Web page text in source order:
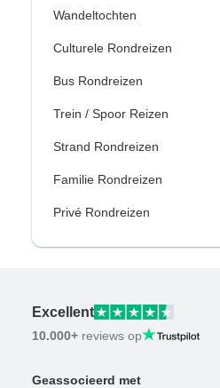
Wandeltochten
Culturele Rondreizen
Bus Rondreizen
Trein / Spoor Reizen
Strand Rondreizen
Familie Rondreizen
Privé Rondreizen
Excellent
10.000+ reviews op
Geassocieerd met